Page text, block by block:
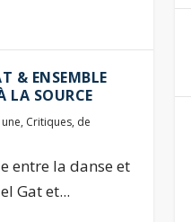
& ENSEMBLE
LA SOURCE
, Critiques, de
entre la danse et
Gat et...